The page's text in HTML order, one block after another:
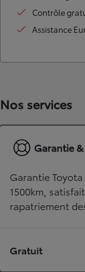
TOYOTA C-HR
HYBRIDE OU
Contrôle
Assistance
Nos services
Garantie
Garantie
1500km,
rapatriement
Gratuit